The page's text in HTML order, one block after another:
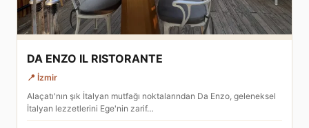
DA ENZO IL RISTORANTE
📍 İzmir
Alaçatı'nın şık İtalyan mutfağı noktalarından Da Enzo, geleneksel
İtalyan lezzetlerini Ege'nin zarif…